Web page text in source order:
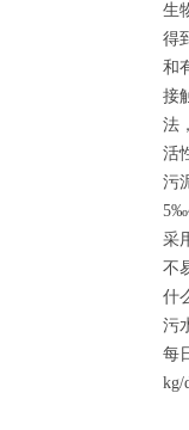
生
得
和
接
法
活
污
采
不
什
污
每
kg/